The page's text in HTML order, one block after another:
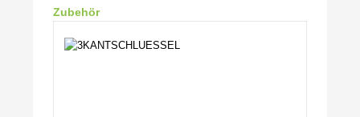
Produktgalerie überspringen
Zubehör